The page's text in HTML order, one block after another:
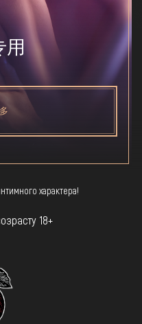
用
характера!
18+